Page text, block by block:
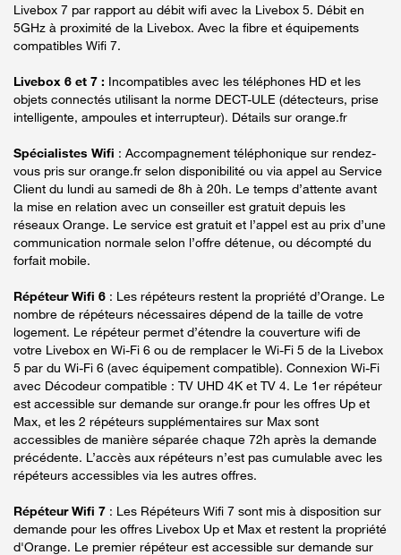
Livebox 7 par rapport au débit wifi avec la Livebox 5. Débit en
5GHz à proximité de la Livebox. Avec la fibre et équipements
compatibles Wifi 7.
Livebox 6 et 7 : Incompatibles avec les téléphones HD et les
objets connectés utilisant la norme DECT-ULE (détecteurs, prise
intelligente, ampoules et interrupteur). Détails sur orange.fr
Spécialistes Wifi : Accompagnement téléphonique sur rendez-
vous pris sur orange.fr selon disponibilité ou via appel au Service
Client du lundi au samedi de 8h à 20h. Le temps d’attente avant
la mise en relation avec un conseiller est gratuit depuis les
réseaux Orange. Le service est gratuit et l’appel est au prix d’une
communication normale selon l’offre détenue, ou décompté du
forfait mobile.
Répéteur Wifi 6 : Les répéteurs restent la propriété d’Orange. Le
nombre de répéteurs nécessaires dépend de la taille de votre
logement. Le répéteur permet d’étendre la couverture wifi de
votre Livebox en Wi-Fi 6 ou de remplacer le Wi-Fi 5 de la Livebox
5 par du Wi-Fi 6 (avec équipement compatible). Connexion Wi-Fi
avec Décodeur compatible : TV UHD 4K et TV 4. Le 1er répéteur
est accessible sur demande sur orange.fr pour les offres Up et
Max, et les 2 répéteurs supplémentaires sur Max sont
accessibles de manière séparée chaque 72h après la demande
précédente. L’accès aux répéteurs n’est pas cumulable avec les
répéteurs accessibles via les autres offres.
Répéteur Wifi 7 : Les Répéteurs Wifi 7 sont mis à disposition sur
demande pour les offres Livebox Up et Max et restent la propriété
d'Orange. Le premier répéteur est accessible sur demande sur